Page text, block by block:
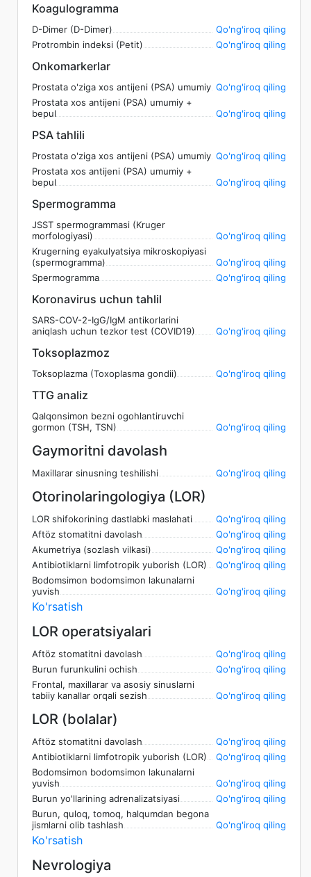
Koagulogramma
D-Dimer (D-Dimer)
Qo'ng'iroq qiling
Protrombin indeksi (Petit)
Qo'ng'iroq qiling
Onkomarkerlar
Prostata o'ziga xos antijeni (PSA) umumiy Qo'ng'iroq qiling
Prostata xos antijeni (PSA) umumiy +
bepul
Qo'ng'iroq qiling
PSA tahlili
Prostata o'ziga xos antijeni (PSA) umumiy Qo'ng'iroq qiling
Prostata xos antijeni (PSA) umumiy +
bepul
Qo'ng'iroq qiling
Spermogramma
JSST spermogrammasi (Kruger
morfologiyasi)
Qo'ng'iroq qiling
Krugerning eyakulyatsiya mikroskopiyasi
(spermogramma)
Qo'ng'iroq qiling
Spermogramma
Qo'ng'iroq qiling
Koronavirus uchun tahlil
SARS-COV-2-IgG/IgM antikorlarini
aniqlash uchun tezkor test (COVID19)
Qo'ng'iroq qiling
Toksoplazmoz
Toksoplazma (Toxoplasma gondii) Qo'ng'iroq qiling
TTG analiz
Qalqonsimon bezni ogohlantiruvchi
gormon (TSH, TSN)
Qo'ng'iroq qiling
Gaymoritni davolash
Maxillarar sinusning teshilishi Qo'ng'iroq qiling
Otorinolaringologiya (LOR)
LOR shifokorining dastlabki maslahati
Qo'ng'iroq qiling
Aftöz stomatitni davolash
Qo'ng'iroq qiling
Akumetriya (sozlash vilkasi)
Qo'ng'iroq qiling
Antibiotiklarni limfotropik yuborish (LOR)
Qo'ng'iroq qiling
Bodomsimon bodomsimon lakunalarni
yuvish
Qo'ng'iroq qiling
Ko'rsatish
LOR operatsiyalari
Aftöz stomatitni davolash
Qo'ng'iroq qiling
Burun furunkulini ochish
Qo'ng'iroq qiling
Frontal, maxillarar va asosiy sinuslarni
tabiiy kanallar orqali sezish
Qo'ng'iroq qiling
LOR (bolalar)
Aftöz stomatitni davolash
Qo'ng'iroq qiling
Antibiotiklarni limfotropik yuborish (LOR)
Qo'ng'iroq qiling
Bodomsimon bodomsimon lakunalarni
yuvish
Qo'ng'iroq qiling
Burun yo'llarining adrenalizatsiyasi
Qo'ng'iroq qiling
Burun, quloq, tomoq, halqumdan begona
jismlarni olib tashlash
Qo'ng'iroq qiling
Ko'rsatish
Nevrologiya